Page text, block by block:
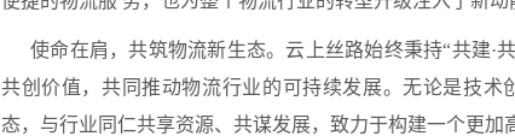
使命在肩，共筑物流新生态。 云上丝路始终秉持“共建·
共创价值，共同推动物流行业的可持续发展。无论是技
态，与行业同仁共享资源、共谋发展，致力于构建一个更加